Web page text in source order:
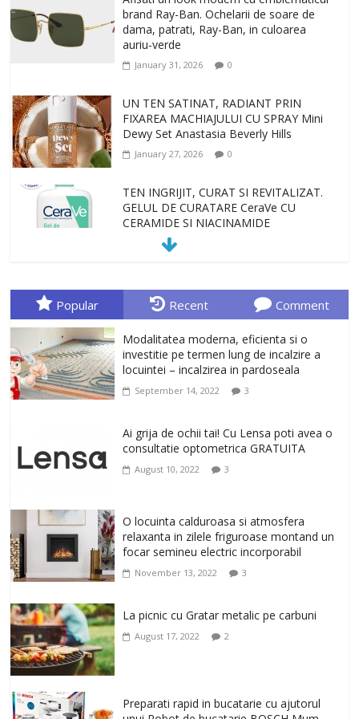
brand Ray-Ban. Ochelarii de soare de
dama, patrati, Ray-Ban, in culoarea
auriu-verde
January 31, 2026 0
UN TEN SATINAT, RADIANT PRIN
FIXAREA MACHIAJULUI CU SPRAY Mini
Dewy Set Anastasia Beverly Hills
January 27, 2026 0
TEN INGRIJIT, CURAT SI REVITALIZAT.
GELUL DE CURATARE CeraVe CU
CERAMIDE SI NIACINAMIDE
January 23, 2026
ori o provocare. Idei inedite, cadouri
originale, le puteti avea la Giftspot.ro,
alegere buna, Oglinda de baie cu mărire
și iluminare LED
February 20, 2026 0
un corp sanatos si armonios dezvoltat,
cu Flexor Fitness-dispozitiv pentru
tonifiere muschi
Un ten regenerat, fara riduri. Crema
antirid Ivatherm pentru o piele neteda si
elastica.
February 6, 2026 0
Popular Recent Comment
Modalitatea moderna, eficienta si o
investitie pe termen lung de incalzire a
locuintei – incalzirea in pardoseala
September 14, 2022 3
Ai grija de ochii tai! Cu Lensa poti avea o
consultatie optometrica GRATUITA
August 10, 2022 3
O locuinta calduroasa si atmosfera
relaxanta in zilele friguroase montand un
focar semineu electric incorporabil
November 13, 2022 3
La picnic cu Gratar metalic pe carbuni
August 17, 2022 2
Preparati rapid in bucatarie cu ajutorul